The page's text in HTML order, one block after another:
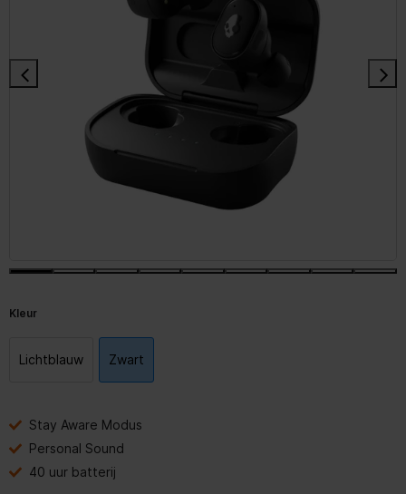
Kleur
Lichtblauw Zwart
Stay Aware Modus
Personal Sound
40 uur batterij